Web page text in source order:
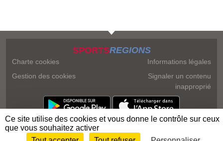
SPORTSREGIONS
Charte cookies
Gestion des cookies
Informations légales
Signaler un contenu
inapproprié
Ce site utilise des cookies et vous donne le contrôle sur ceux
que vous souhaitez activer